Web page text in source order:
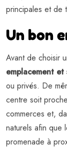
principales et de
Un bon
Avant de choisir
emplacement et
ou privés. De
centre soit
commerces et,
naturels afin que
promenade à